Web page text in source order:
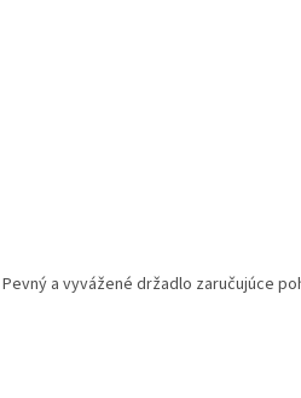
a vyvážené držadlo zaručujúce